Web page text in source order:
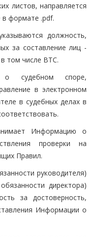
листов, направляется
формате .pdf.
должность,
за составление лиц -
том числе ВТС.
о судебном споре,
в электронном
в судебных делах в
Информацию о
проверки на
Правил.
руководителя)
директора)
за достоверность,
Информации о